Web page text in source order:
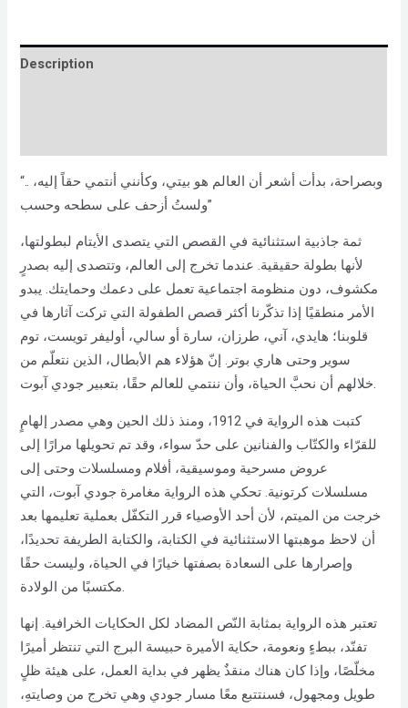
Description
“.. وبصراحة، بدأت أشعر أن العالم هو بيتي، وكأنني أنتمي حقاً إليه،
ولستُ أزحف على سطحه وحسب”
ثمة جاذبية استثنائية في القصص التي يتصدى الأيتام لبطولتها،
لأنها بطولة حقيقية. عندما تخرج إلى العالم، وتتصدى إليه بصدرٍ
مكشوف، دون منظومة اجتماعية تعمل على دعمك وحمايتك. يبدو
الأمر منطقيًا إذا تذكّرنا أكثر قصص الطفولة التي تركت آثارها في
قلوبنا؛ هايدي، آني، طرزان، سارة أو سالي، أوليفر تويست، توم
سوير وحتى هاري بوتر. إنّ هؤلاء هم الأبطال، الذين نتعلّم من
خلالهم أن نحبَّ الحياة، وأن ننتمي للعالم حقًا، بتعبير جودي آبوت.
كتبت هذه الرواية في 1912، ومنذ ذلك الحين وهي مصدر إلهامٍ
للقرّاء والكتّاب والفنانين على حدّ سواء، وقد تم تحويلها مرارًا إلى
عروض مسرحية وموسيقية، أفلام ومسلسلات وحتى إلى
مسلسلات كرتونية. تحكي هذه الرواية مغامرة جودي آبوت، التي
خرجت من الميتم، لأن أحد الأوصياء قرر التكفّل بعملية تعليمها بعد
أن لاحظ موهبتها الاستثنائية في الكتابة، والكتابة الطريفة تحديدًا،
وإصرارها على السعادة بصفتها خيارًا في الحياة، وليست حقًا
مكتسبًا من الولادة.
تعتبر هذه الرواية بمثابة النّص المضاد لكل الحكايات الخرافية. إنها
تفنّد، ببطءٍ ونعومة، حكاية الأميرة حبيسة البرج التي تنتظر أميرًا
مخلّصًا، وإذا كان هناك منقذٌ يظهر في بداية العمل، على هيئة ظلٍ
طويل ومجهول، فسنتتبع معًا مسار جودي وهي تخرج من وصايتهِ،